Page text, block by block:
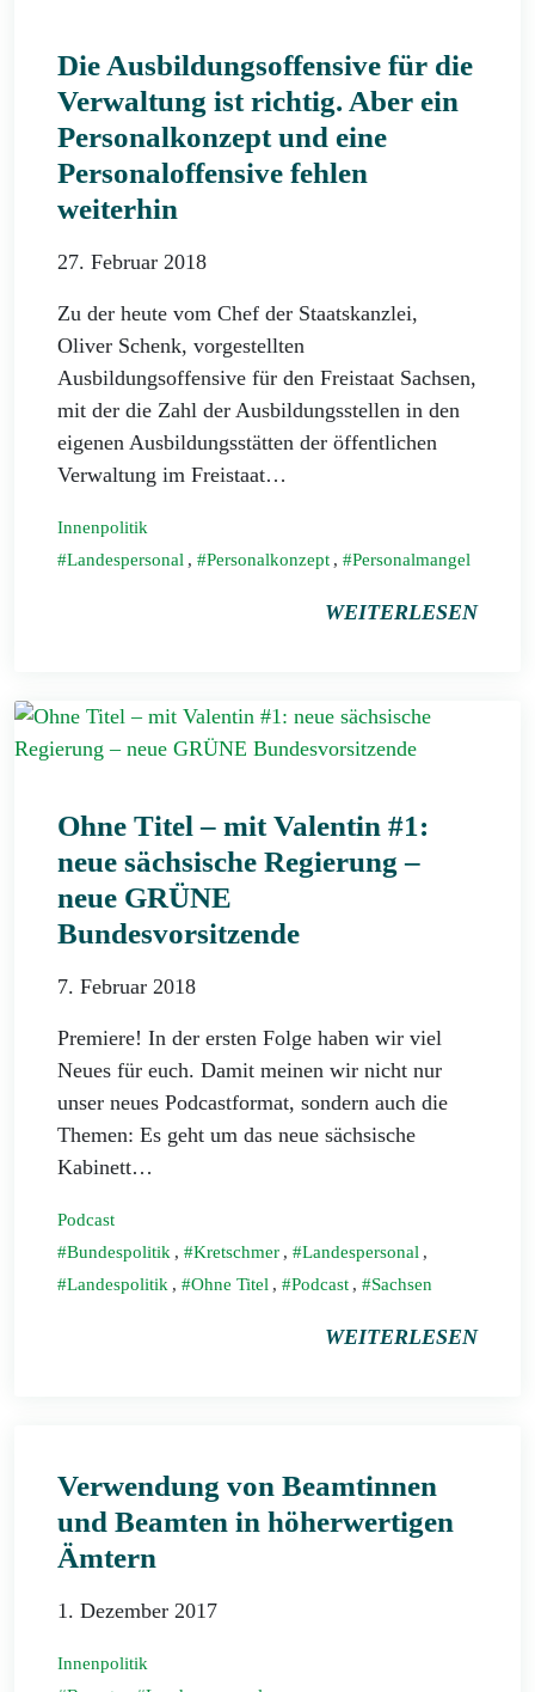
Die Ausbildungsoffensive für die
Verwaltung ist richtig. Aber ein
Personalkonzept und eine
Personaloffensive fehlen
weiterhin
27. Februar 2018
Zu der heute vom Chef der Staatskanzlei,
Oliver Schenk, vorgestellten
Ausbildungsoffensive für den Freistaat Sachsen,
mit der die Zahl der Ausbildungsstellen in den
eigenen Ausbildungsstätten der öffentlichen
Verwaltung im Freistaat…
Innenpolitik
Landespersonal , Personalkonzept , Personalmangel
WEITERLESEN
Ohne Titel – mit Valentin #1:
neue sächsische Regierung –
neue GRÜNE
Bundesvorsitzende
7. Februar 2018
Premiere! In der ersten Folge haben wir viel
Neues für euch. Damit meinen wir nicht nur
unser neues Podcastformat, sondern auch die
Themen: Es geht um das neue sächsische
Kabinett…
Podcast
Bundespolitik , Kretschmer , Landespersonal ,
Landespolitik , Ohne Titel , Podcast , Sachsen
WEITERLESEN
Verwendung von Beamtinnen
und Beamten in höherwertigen
Ämtern
1. Dezember 2017
Innenpolitik